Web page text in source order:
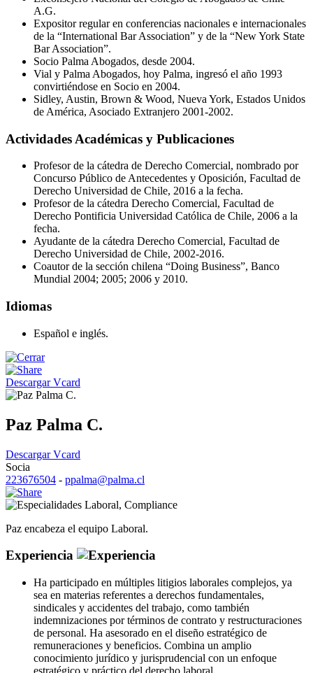
A.G.
Expositor regular en conferencias nacionales e internacionales
de la “International Bar Association” y de la “New York State
Bar Association”.
Socio Palma Abogados, desde 2004.
Vial y Palma Abogados, hoy Palma, ingresó el año 1993
convirtiéndose en Socio en 2004.
Sidley, Austin, Brown & Wood, Nueva York, Estados Unidos
de América, Asociado Extranjero 2001-2002.
Actividades Académicas y Publicaciones
Profesor de la cátedra de Derecho Comercial, nombrado por
Concurso Público de Antecedentes y Oposición, Facultad de
Derecho Universidad de Chile, 2016 a la fecha.
Profesor de la cátedra Derecho Comercial, Facultad de
Derecho Pontificia Universidad Católica de Chile, 2006 a la
fecha.
Ayudante de la cátedra Derecho Comercial, Facultad de
Derecho Universidad de Chile, 2002-2016.
Coautor de la sección chilena “Doing Business”, Banco
Mundial 2004; 2005; 2006 y 2010.
Idiomas
Español e inglés.
Descargar Vcard
Paz Palma C.
Descargar Vcard
Socia
223676504 - ppalma@palma.cl
Laboral, Compliance
Paz encabeza el equipo Laboral.
Experiencia
Ha participado en múltiples litigios laborales complejos, ya
sea en materias referentes a derechos fundamentales,
sindicales y accidentes del trabajo, como también
indemnizaciones por términos de contrato y restructuraciones
de personal. Ha asesorado en el diseño estratégico de
remuneraciones y beneficios. Combina un amplio
conocimiento jurídico y jurisprudencial con un enfoque
estratégico y práctico del derecho laboral.